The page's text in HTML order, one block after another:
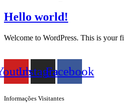
Hello world!
Welcome to WordPress. This is your
InstagramFacebook
Informações Visitantes